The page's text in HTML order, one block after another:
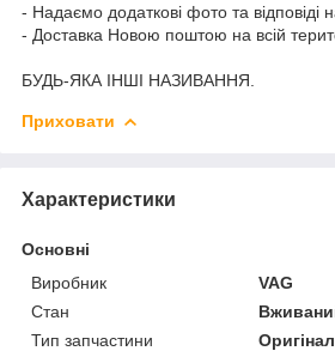
- Надаємо додаткові фото та відповіді
- Доставка Новою поштою на всій
БУДЬ-ЯКА ІНШІ НАЗИВАННЯ.
Приховати
Характеристики
Основні
Виробник
VAG
Стан
Тип запчастини
Оригінал